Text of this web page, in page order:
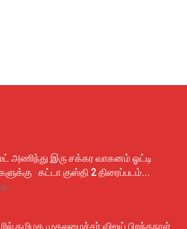
அணிந்து இரு சக்கர வாகனம் ஓட்டி
கட்டா குஸ்தி 2 திரைப்படம்...
தமிழக முதலமைச்சர் விஜய் பிறந்தநாள்